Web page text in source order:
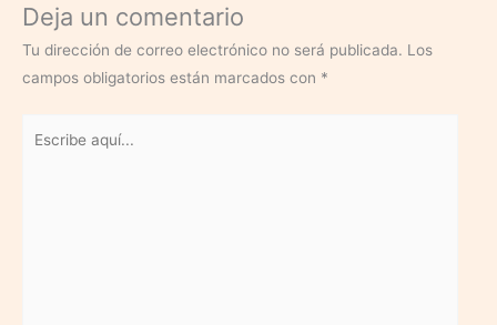
Deja un comentario
Tu dirección de correo electrónico no será publicada. Los
campos obligatorios están marcados con *